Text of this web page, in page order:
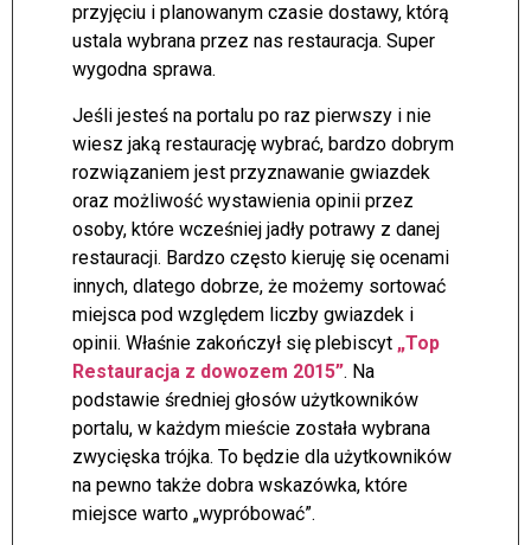
przyjęciu i planowanym czasie dostawy, którą
ustala wybrana przez nas restauracja. Super
wygodna sprawa.
Jeśli jesteś na portalu po raz pierwszy i nie
wiesz jaką restaurację wybrać, bardzo dobrym
rozwiązaniem jest przyznawanie gwiazdek
oraz możliwość wystawienia opinii przez
osoby, które wcześniej jadły potrawy z danej
restauracji. Bardzo często kieruję się ocenami
innych, dlatego dobrze, że możemy sortować
miejsca pod względem liczby gwiazdek i
opinii. Właśnie zakończył się plebiscyt „Top
Restauracja z dowozem 2015”. Na
podstawie średniej głosów użytkowników
portalu, w każdym mieście została wybrana
zwycięska trójka. To będzie dla użytkowników
na pewno także dobra wskazówka, które
miejsce warto „wypróbować”.